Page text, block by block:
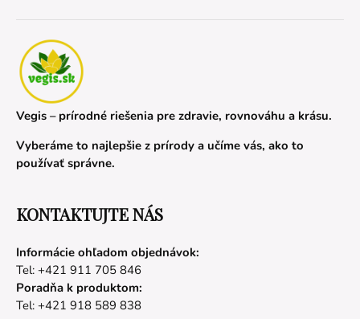
Vegis – prírodné riešenia pre zdravie, rovnováhu a krásu.
Vyberáme to najlepšie z prírody a učíme vás, ako to
používať správne.
KONTAKTUJTE NÁS
Informácie ohľadom objednávok:
Tel: +421 911 705 846
Poradňa k produktom:
Tel: +421 918 589 838